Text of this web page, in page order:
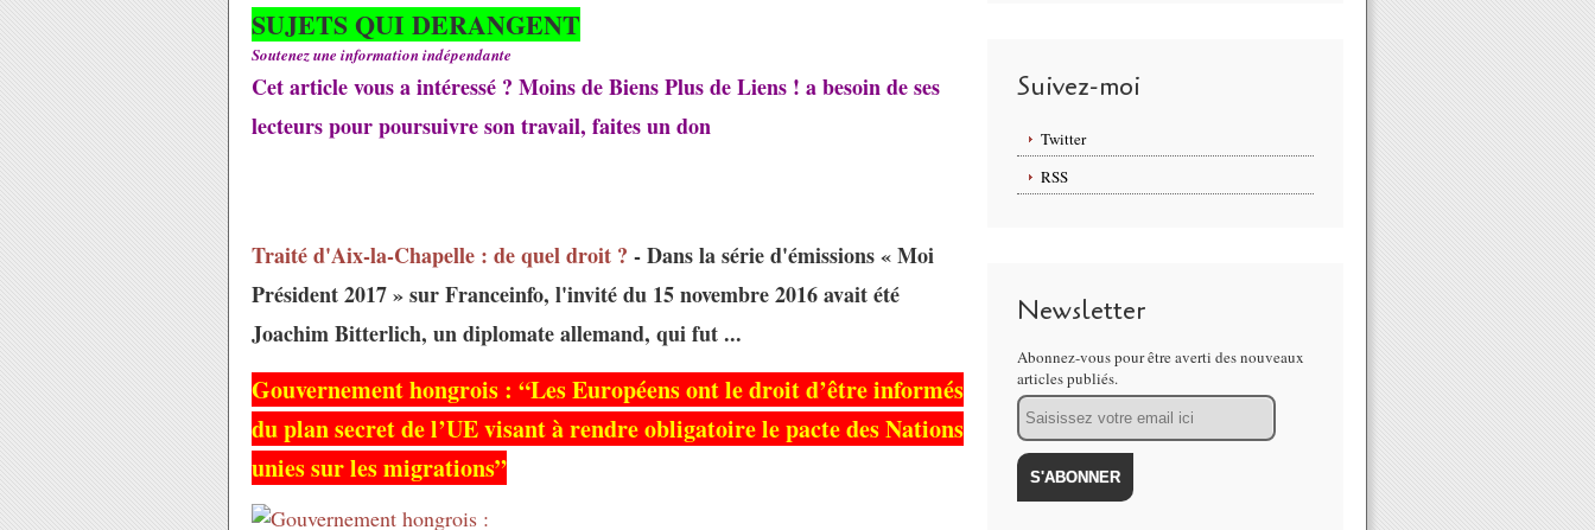
SUJETS QUI DERANGENT
Soutenez une information indépendante
Cet article vous a intéressé ? Moins de Biens Plus de Liens ! a besoin de ses
lecteurs pour poursuivre son travail, faites un don
Traité d'Aix-la-Chapelle : de quel droit ? - Dans la série d'émissions « Moi
Président 2017 » sur Franceinfo, l'invité du 15 novembre 2016 avait été
Joachim Bitterlich, un diplomate allemand, qui fut ...
Gouvernement hongrois : “Les Européens ont le droit d’être informés
du plan secret de l’UE visant à rendre obligatoire le pacte des Nations
unies sur les migrations”
Suivez-moi
Twitter
RSS
Newsletter
Abonnez-vous pour être averti des nouveaux
articles publiés.
Email